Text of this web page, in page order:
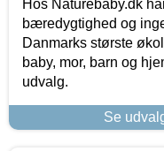
Hos Naturebaby.dk
bæredygtighed og
Danmarks største
baby, mor, barn og
udvalg.
Se